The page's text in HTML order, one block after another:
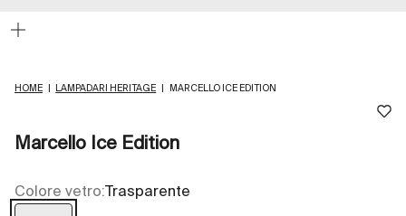
HOME LAMPADARI HERITAGE MARCELLO ICE EDITION
Marcello Ice Edition
Colore vetro: Trasparente